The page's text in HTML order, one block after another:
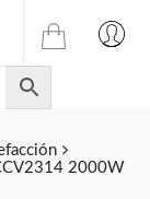
TIENDA
ONLINE
DE
JULIAN
CELDA
S.L.
2000W